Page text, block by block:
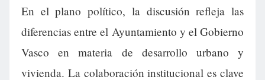
En el plano político, la discusión refleja las
diferencias entre el Ayuntamiento y el Gobierno
Vasco en materia de desarrollo urbano y
vivienda. La colaboración institucional es clave